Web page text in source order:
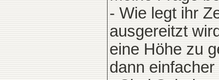
- Wie legt ihr
ausgereitzt
eine Höhe zu
dann